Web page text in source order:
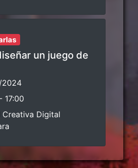
un juego de
2024
- 17:00
Creativa Digital